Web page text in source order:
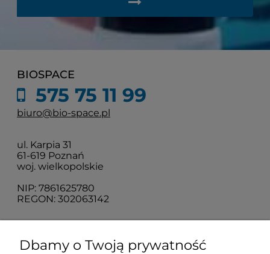
BIOSPACE
575 75 11 99
biuro@bio-space.pl
ul. Karpia 31
61-619 Poznań
woj. wielkopolskie
NIP: 7861625780
REGON: 302063142
O nas
Dbamy o Twoją prywatność